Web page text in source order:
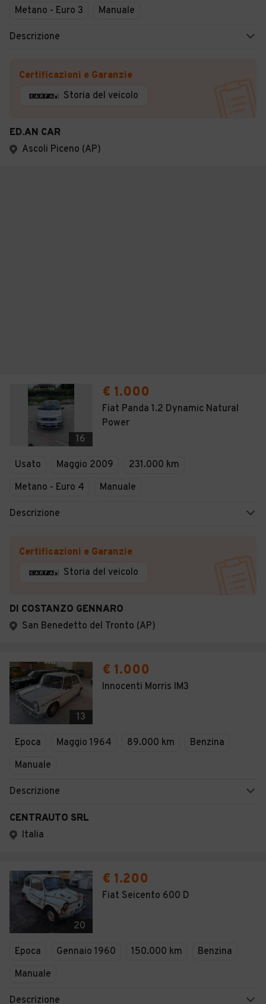
Metano - Euro 3
Manuale
Descrizione
Certificazioni e Garanzie
Storia del veicolo
ED.AN CAR
Ascoli Piceno (AP)
16
€ 1.000
Fiat Panda 1.2 Dynamic Natural
Power
Usato Maggio 2009
231.000 km
Metano - Euro 4
Manuale
Descrizione
Certificazioni e Garanzie
Storia del veicolo
DI COSTANZO GENNARO
San Benedetto del Tronto (AP)
13
€ 1.000
Innocenti Morris IM3
Epoca Maggio 1964 89.000 km
Benzina
Manuale
Descrizione
CENTRAUTO SRL
Italia
20
€ 1.200
Fiat Seicento 600 D
Epoca Gennaio 1960 150.000 km
Benzina
Manuale
Descrizione